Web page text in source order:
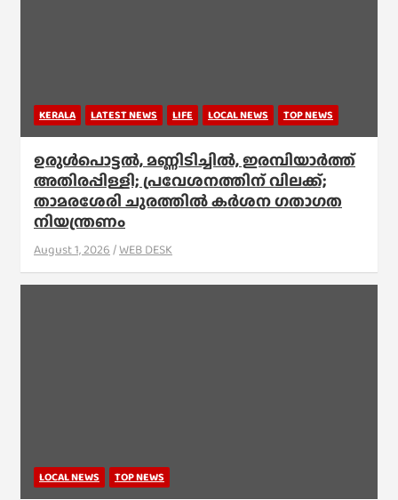
KERALA LATEST NEWS LIFE LOCAL NEWS TOP NEWS
ഉരുൾപൊട്ടൽ, മണ്ണിടിച്ചിൽ, ഇരമ്പിയാര്‍ത്ത്
അതിരപ്പിള്ളി; പ്രവേശനത്തിന് വിലക്ക്;
താമരശേരി ചുരത്തില്‍ കര്‍ശന ഗതാഗത
നിയന്ത്രണം
August 1, 2026 WEB DESK
LOCAL NEWS TOP NEWS